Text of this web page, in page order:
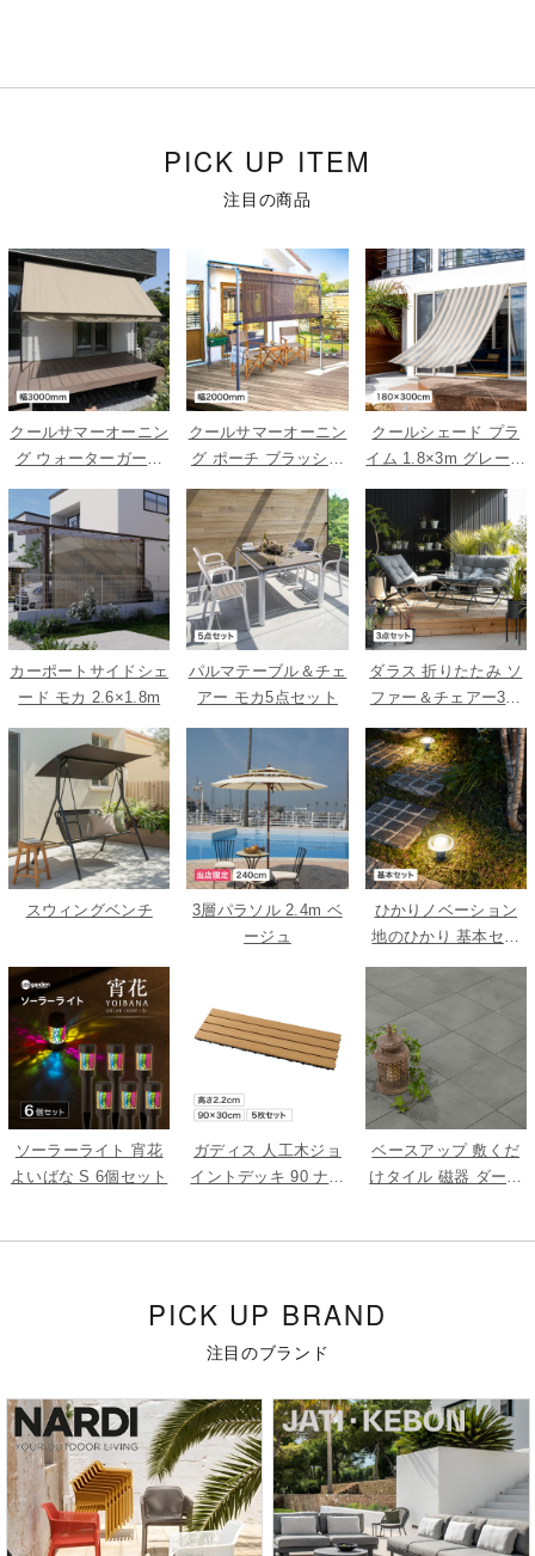
PICK UP ITEM
注目の商品
クールサマーオーニン
グ ウォーターガード
クールサマーオーニン
グ ポーチ ブラッシュ
クールシェード プラ
イム 1.8×3m グレース
カーポートサイドシェ
ード モカ 2.6×1.8m
パルマテーブル＆チェ
アー モカ5点セット
ダラス 折りたたみ ソ
ファー＆チェアー3点
セット
スウィングベンチ
3層パラソル 2.4m ベ
ージュ
ひかりノベーション
地のひかり 基本セッ
ト
ソーラーライト 宵花
よいばな S 6個セット
ガディス 人工木ジョ
イントデッキ 90 ナチ
ベースアップ 敷くだ
けタイル 磁器 ダーク
PICK UP BRAND
注目のブランド